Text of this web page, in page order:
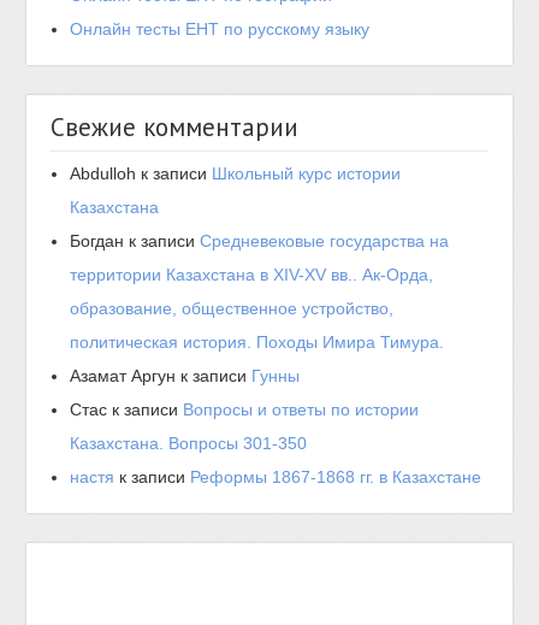
Онлайн тесты ЕНТ по русскому языку
Свежие комментарии
Abdulloh к записи Школьный курс истории
Казахстана
Богдан к записиСредневековые государства на
территории Казахстана в XIV-XV вв.. Ак-Орда,
образование, общественное устройство,
политическая история. Походы Имира Тимура.
Азамат Аргун к записи Гунны
Стас к записи Вопросы и ответы по истории
Казахстана. Вопросы 301-350
настя к записи Реформы 1867-1868 гг. в Казахстане